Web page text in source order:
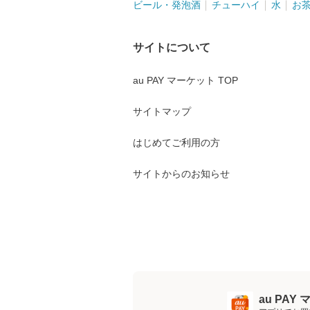
ビール・発泡酒 チューハイ 水 お
サイトについて
au PAY マーケット TOP
サイトマップ
はじめてご利用の方
サイトからのお知らせ
au PAY